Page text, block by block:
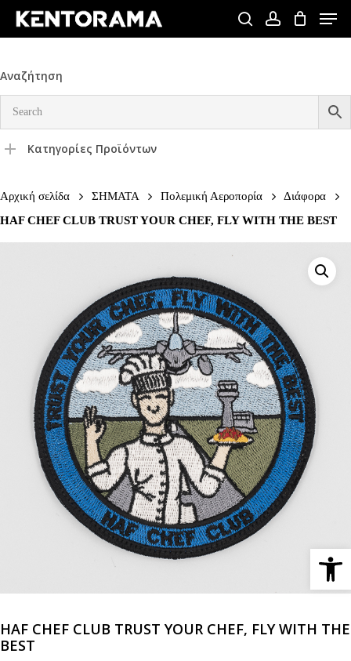
Skip
content
searchaccount
Menu
Αναζήτηση
Κατηγορίες Προϊόντων
Αρχική σελίδα ΣΗΜΑΤΑ Πολεμική Αεροπορία
Διάφορα
HAF CHEF CLUB TRUST YOUR CHEF, FLY WITH THE BEST
HAF CHEF CLUB TRUST YOUR CHEF, FLY WITH THE
BEST